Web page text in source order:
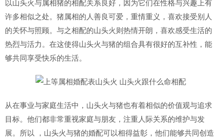
以山头火与属相猪的相配关系良好，因为它们在性格与兴趣上有
许多相似之处。猪属相的人善良可爱，重情重义，喜欢接受别人
的关怀与照顾。与之相配的山头火则热情开朗，喜欢感受生活的
热烈与活力。在这使得山头火与猪的组合具有很好的互补性，能
够共同享受快乐的生活。
从在事业与家庭生活中，山头火与猪也有着相似的价值观与追求
目标。他们都非常重视家庭与朋友，注重人际关系的维护与发
展。所以 ，山头火与猪的婚配可以相得益彰，他们能够共同创造